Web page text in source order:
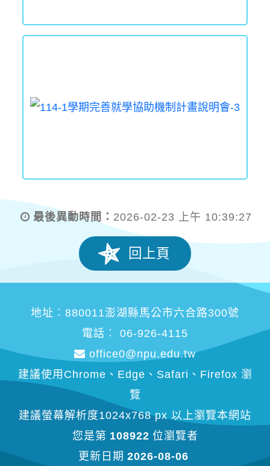
最後異動時間： 2026-02-23 上午 10:39:27
回上頁
地址︰880011澎湖縣馬公市六合路300號
電話︰ 06-926-4115
office0@npu.edu.tw
建議使用Chrome、Edge、Safari、Firefox 瀏
覽
建議螢幕解析度1024x768 px 以上瀏覽本網站
您是第 108922 位瀏覽者
更新日期 2026-08-06